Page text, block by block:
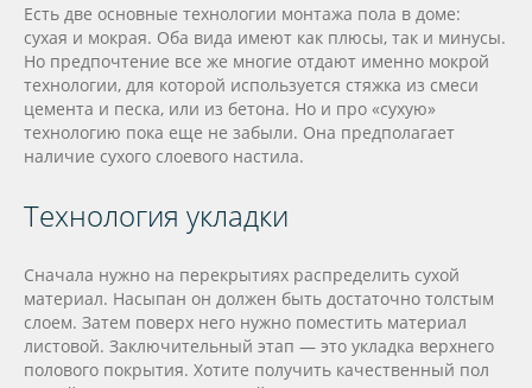
Есть две основные технологии монтажа пола в доме:
сухая и мокрая. Оба вида имеют как плюсы, так и минусы.
Но предпочтение все же многие отдают именно мокрой
технологии, для которой используется стяжка из смеси
цемента и песка, или из бетона. Но и про «сухую»
технологию пока еще не забыли. Она предполагает
наличие сухого слоевого настила.
Технология укладки
Сначала нужно на перекрытиях распределить сухой
материал. Насыпан он должен быть достаточно толстым
слоем. Затем поверх него нужно поместить материал
листовой. Заключительный этап — это укладка верхнего
полового покрытия. Хотите получить качественный пол